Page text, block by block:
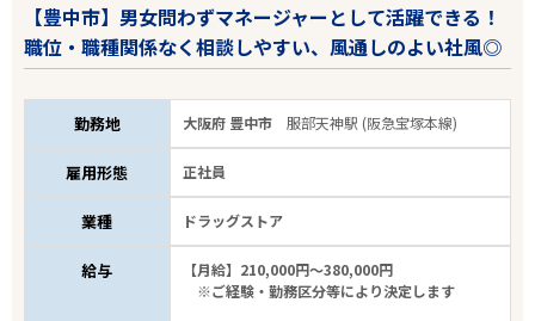
【豊中市】男女問わずマネージャーとして活躍できる！
職位・職種関係なく相談しやすい、風通しのよい社風◎
勤務地 大阪府 豊中市服部天神駅 (阪急宝塚本線)
雇用形態 正社員
業種 ドラッグストア
給与
【月給】210,000円～380,000円
※ご経験・勤務区分等により決定します